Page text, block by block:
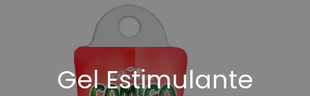
Gel Estimulante